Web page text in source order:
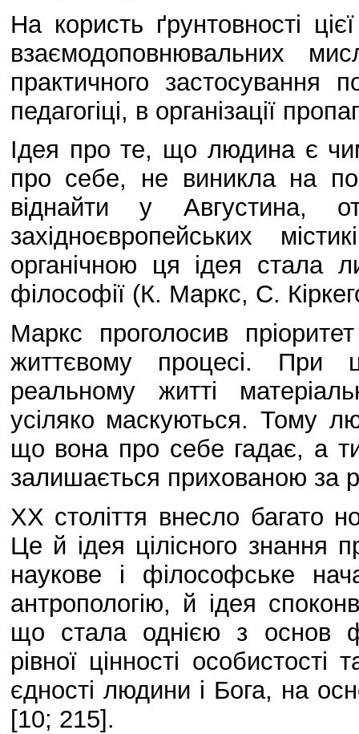
На користь ґрунтовності
взаємодоповнювальних
практичного застосування
педагогіці, в організації
Ідея про те, що людина є
про себе, не виникла на
віднайти у Августина,
західноєвропейських
органічною ця ідея стала
філософії (К. Маркс, С.
Маркс проголосив
життєвому процесі. При
реальному житті
усіляко маскуються. Тому
що вона про себе гадає, а
залишається прихованою за
ХХ століття внесло багато
Це й ідея цілісного знання
наукове і філософське
антропологію, й ідея
що стала однією з основ
рівної цінності особистості
єдності людини і Бога, на
[10; 215].